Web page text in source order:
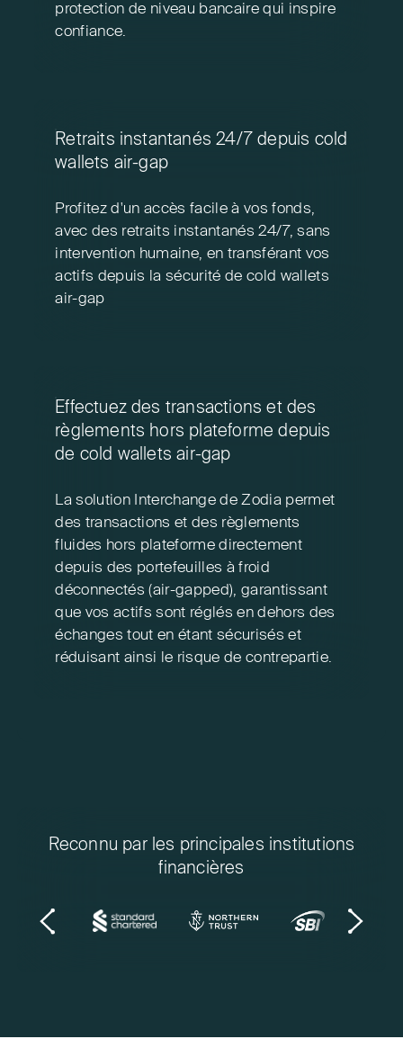
protection de niveau bancaire qui inspire
confiance.
Retraits instantanés 24/7 depuis cold
wallets air-gap
Profitez d'un accès facile à vos fonds,
avec des retraits instantanés 24/7, sans
intervention humaine, en transférant vos
actifs depuis la sécurité de cold wallets
air-gap
Effectuez des transactions et des
règlements hors plateforme depuis
de cold wallets air-gap
La solution Interchange de Zodia permet
des transactions et des règlements
fluides hors plateforme directement
depuis des portefeuilles à froid
déconnectés (air-gapped), garantissant
que vos actifs sont réglés en dehors des
échanges tout en étant sécurisés et
réduisant ainsi le risque de contrepartie.
Reconnu par les principales institutions
financières